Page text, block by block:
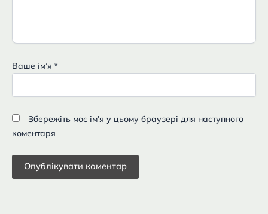
Ваше імʼя *
Збережіть моє ім'я у цьому браузері для наступного
коментаря.